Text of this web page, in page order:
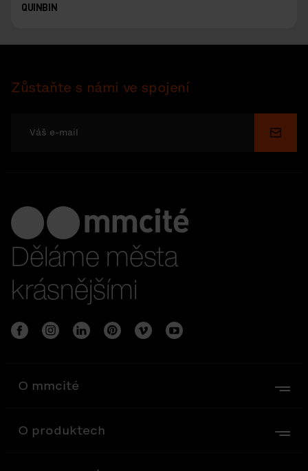
QUINBIN
Zůstaňte s námi ve spojení
Děláme města
krásnějšími
O mmcité
O produktech